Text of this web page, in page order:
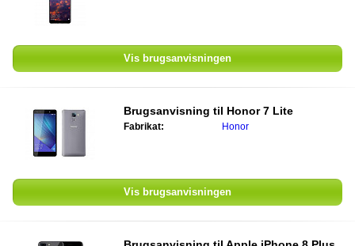
Vis brugsanvisningen
Brugsanvisning til Honor 7 Lite
Fabrikat: Honor
Vis brugsanvisningen